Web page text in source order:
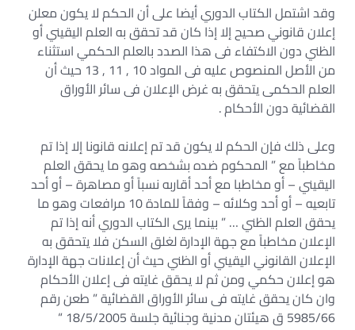
وقد اشتمل الكتاب الدوري أيضا على أن الحكم لا يكون معلن
إعلان قانوني صحيح إلا إذا كان قد تحقق به العلم اليقيني أو
الظني دون الاكتفاء فى هذا الصدد بالعلم الحكمي استثناء
من الأصل المنصوص عليه فى المواد 10 , 11 , 13 حيث أن
العلم الحكمى يتحقق به غرض الإعلان فى سائر الأوراق
القضائية دون الأحكام .
وعلى ذلك فإن الحكم لا يكون قد تم إعلانه قانونا إلا إذا تم
مخاطباً مع ” المحكوم ضده بشخصه وهو ما يحقق العلم
اليقيني – أو مخاطبا مع أحد أقاربه نسباً أو مصاهرة – أو أحد
تابعيه – أو أحد وكلائه – وفقاً للمادة 10 مرافعات وهو ما
يحقق العلم الظني … ” بينما يرى الكتاب الدوري أنه إذا تم
الإعلان مخاطباً مع جهة الإدارة لغلق السكن فلا يتحقق به
الإعلان القانوني اليقيني أو الظني حيث أن إعلانات جهة الإدارة
هو إعلان حكمي ومن ثم لا يحقق غايته فى إعلان الأحكام
وان كان يحقق غايته فى سائر الأوراق القضائية ” طعن رقم
5985/66 ق هيئتان مدنية وجنائية جلسة 18/5/2005 “